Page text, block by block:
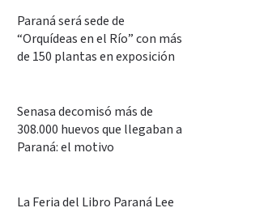
Paraná será sede de
“Orquídeas en el Río” con más
de 150 plantas en exposición
Senasa decomisó más de
308.000 huevos que llegaban a
Paraná: el motivo
La Feria del Libro Paraná Lee